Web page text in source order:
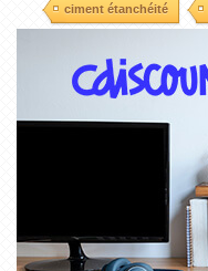
ciment étanchéité